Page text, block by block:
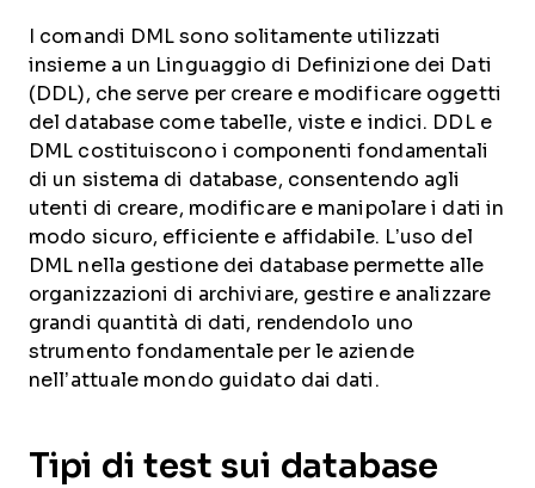
I comandi DML sono solitamente utilizzati
insieme a un Linguaggio di Definizione dei Dati
(DDL), che serve per creare e modificare oggetti
del database come tabelle, viste e indici. DDL e
DML costituiscono i componenti fondamentali
di un sistema di database, consentendo agli
utenti di creare, modificare e manipolare i dati in
modo sicuro, efficiente e affidabile. L’uso del
DML nella gestione dei database permette alle
organizzazioni di archiviare, gestire e analizzare
grandi quantità di dati, rendendolo uno
strumento fondamentale per le aziende
nell’attuale mondo guidato dai dati.
Tipi di test sui database